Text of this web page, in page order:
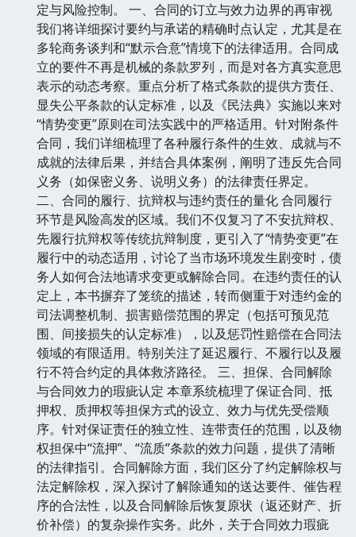
定与风险控制。 一、合同的订立与效力边界的再审视
我们将详细探讨要约与承诺的精确时点认定，尤其是在
多轮商务谈判和“默示合意”情境下的法律适用。合同成
立的要件不再是机械的条款罗列，而是对各方真实意思
表示的动态考察。重点分析了格式条款的提供方责任、
显失公平条款的认定标准，以及《民法典》实施以来对
“情势变更”原则在司法实践中的严格适用。针对附条件
合同，我们详细梳理了各种履行条件的生效、成就与不
成就的法律后果，并结合具体案例，阐明了违反先合同
义务（如保密义务、说明义务）的法律责任界定。
二、合同的履行、抗辩权与违约责任的量化 合同履行
环节是风险高发的区域。我们不仅复习了不安抗辩权、
先履行抗辩权等传统抗辩制度，更引入了“情势变更”在
履行中的动态适用，讨论了当市场环境发生剧变时，债
务人如何合法地请求变更或解除合同。在违约责任的认
定上，本书摒弃了笼统的描述，转而侧重于对违约金的
司法调整机制、损害赔偿范围的界定（包括可预见范
围、间接损失的认定标准），以及惩罚性赔偿在合同法
领域的有限适用。特别关注了延迟履行、不履行以及履
行不符合约定的具体救济路径。 三、担保、合同解除
与合同效力的瑕疵认定 本章系统梳理了保证合同、抵
押权、质押权等担保方式的设立、效力与优先受偿顺
序。针对保证责任的独立性、连带责任的范围，以及物
权担保中“流押”、“流质”条款的效力问题，提供了清晰
的法律指引。合同解除方面，我们区分了约定解除权与
法定解除权，深入探讨了解除通知的送达要件、催告程
序的合法性，以及合同解除后恢复原状（返还财产、折
价补偿）的复杂操作实务。此外，关于合同效力瑕疵